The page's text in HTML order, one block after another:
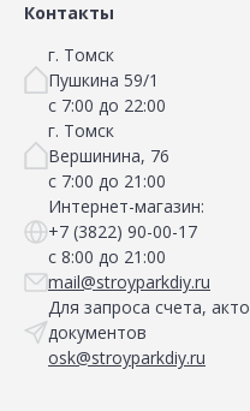
Контакты
г. Томск
Пушкина 59/1
с 7:00 до 22:00
г. Томск
Вершинина, 76
с 7:00 до 21:00
Интернет-магазин:
+7 (3822) 90-00-17
с 8:00 до 21:00
mail@stroyparkdiy.ru
Для запроса счета,
документов
osk@stroyparkdiy.ru